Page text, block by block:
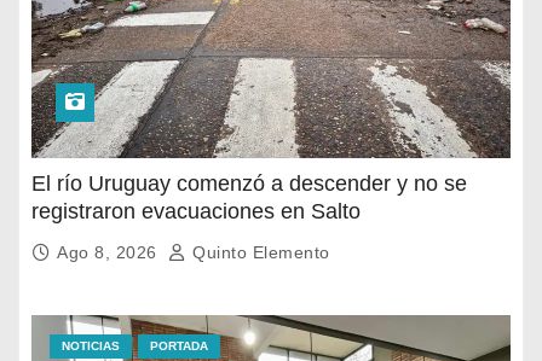
El río Uruguay comenzó a descender y no se
registraron evacuaciones en Salto
Ago 8, 2026 Quinto Elemento
NOTICIAS PORTADA